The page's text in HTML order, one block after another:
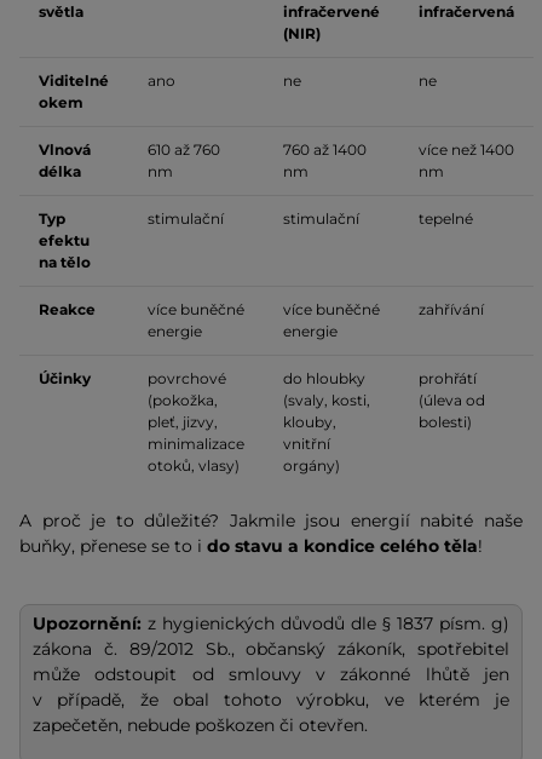
světla
infračervené
(NIR)
infračervená
Viditelné
okem
ano ne ne
Vlnová
délka
610 až 760
nm
760 až 1400
nm
více než 1400
nm
Typ
efektu
na tělo
stimulační stimulační tepelné
Reakce
více buněčné
energie
více buněčné
energie
zahřívání
Účinky
povrchové
(pokožka,
pleť, jizvy,
minimalizace
otoků, vlasy)
do hloubky
(svaly, kosti,
klouby,
vnitřní
orgány)
prohřátí
(úleva od
bolesti)
A proč je to důležité? Jakmile jsou energií nabité naše
buňky, přenese se to i do stavu a kondice celého těla!
Upozornění: z hygienických důvodů dle § 1837 písm. g)
zákona č. 89/2012 Sb., občanský zákoník, spotřebitel
může odstoupit od smlouvy v zákonné lhůtě jen
v případě, že obal tohoto výrobku, ve kterém je
zapečetěn, nebude poškozen či otevřen.